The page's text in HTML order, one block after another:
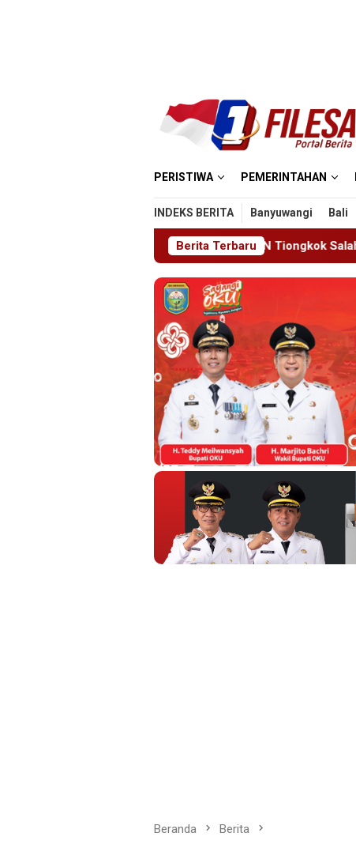
PERISTIWA PEMERINTAHAN
INDEKS BERITA Banyuwangi Bali
Berita Terbaru
Deportasi Satu WN Tiongkok Salahgunakan Ijin Tinggal
Beranda Berita